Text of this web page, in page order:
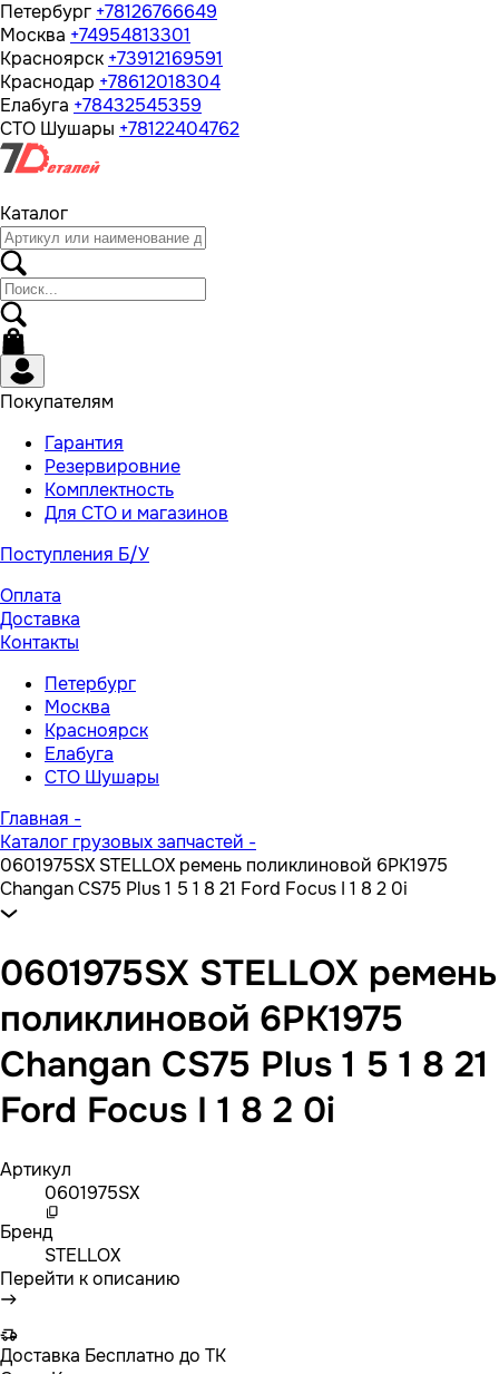
Петербург +78126766649
Москва +74954813301
Красноярск +73912169591
Краснодар +78612018304
Елабуга +78432545359
СТО Шушары +78122404762
Каталог
Покупателям
Гарантия
Резервировние
Комплектность
Для СТО и магазинов
Поступления Б/У
Оплата
Доставка
Контакты
Петербург
Москва
Красноярск
Елабуга
СТО Шушары
Главная -
Каталог грузовых запчастей -
0601975SX STELLOX ремень поликлиновой 6PK1975
Changan CS75 Plus 1 5 1 8 21 Ford Focus I 1 8 2 0i
0601975SX STELLOX ремень
поликлиновой 6PK1975
Changan CS75 Plus 1 5 1 8 21
Ford Focus I 1 8 2 0i
Артикул
0601975SX
Бренд
STELLOX
Перейти к описанию
Доставка Бесплатно до ТК